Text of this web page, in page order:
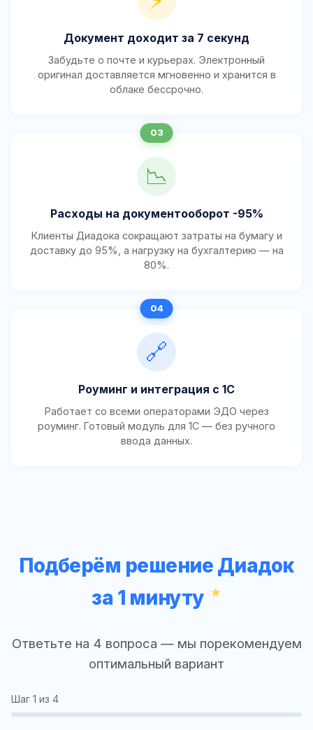
Документ доходит за 7 секунд
Забудьте о почте и курьерах. Электронный
оригинал доставляется мгновенно и хранится в
облаке бессрочно.
📉
Расходы на документооборот -95%
Клиенты Диадока сокращают затраты на бумагу и
доставку до 95%, а нагрузку на бухгалтерию — на
80%.
🔗
Роуминг и интеграция с 1С
Работает со всеми операторами ЭДО через
роуминг. Готовый модуль для 1С — без ручного
ввода данных.
Подберём решение Диадок
за 1 минуту
Ответьте на 4 вопроса — мы порекомендуем
оптимальный вариант
Шаг 1 из 4